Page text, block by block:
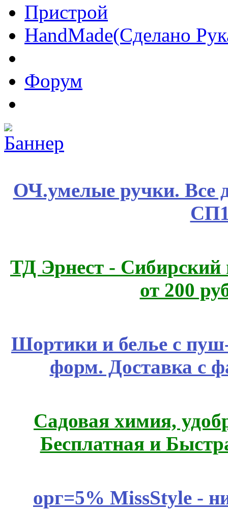
Пристрой
HandMade(Сделано
Форум
ОЧ.умелые ручки. Все
ТД Эрнест - Сибирский
от 200
Шортики и белье с
форм. Доставка с
Садовая химия,
Бесплатная и
орг=5% MissStyle -